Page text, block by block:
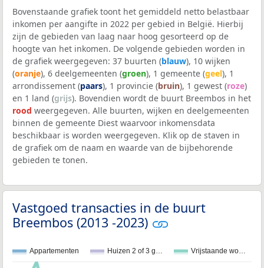
Bovenstaande grafiek toont het gemiddeld netto belastbaar
inkomen per aangifte in 2022 per gebied in België. Hierbij
zijn de gebieden van laag naar hoog gesorteerd op de
hoogte van het inkomen. De volgende gebieden worden in
de grafiek weergegeven: 37 buurten (blauw), 10 wijken
(oranje), 6 deelgemeenten (groen), 1 gemeente (geel), 1
arrondissement (paars), 1 provincie (bruin), 1 gewest (roze)
en 1 land (grijs). Bovendien wordt de buurt Breembos in het
rood weergegeven. Alle buurten, wijken en deelgemeenten
binnen de gemeente Diest waarvoor inkomensdata
beschikbaar is worden weergegeven. Klik op de staven in
de grafiek om de naam en waarde van de bijbehorende
gebieden te tonen.
Vastgoed transacties in de buurt
Breembos (2013 -2023)
Appartementen Huizen 2 of 3 g… Vrijstaande wo…